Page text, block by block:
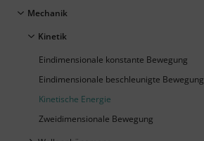
Mechanik
Kinetik
Eindimensionale konstante Bewegung
Eindimensionale beschleunigte Bewegung
Kinetische Energie
Zweidimensionale Bewegung